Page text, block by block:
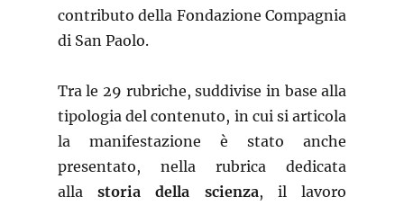
contributo della Fondazione Compagnia
di San Paolo.
Tra le 29 rubriche, suddivise in base alla
tipologia del contenuto, in cui si articola
la manifestazione è stato anche
presentato, nella rubrica dedicata
alla storia della scienza, il lavoro